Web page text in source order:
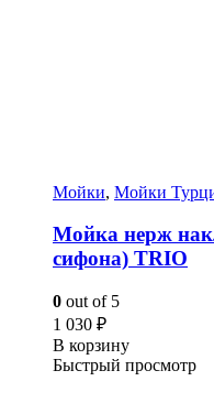
Мойки, Мойки
Мойка нерж
сифона) TRIO
0 out of 5
1 030 ₽
В корзину
Быстрый просмотр